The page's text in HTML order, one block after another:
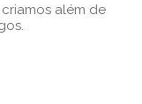
além de